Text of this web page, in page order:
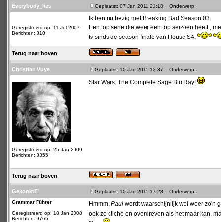
Everybody_lies Geplaatst: 07 Jan 2011 21:18 Onderwerp:
Geregistreerd op: 11 Jul 2007
Berichten: 810
Ik ben nu bezig met Breaking Bad Season 03.
Een top serie die weer een top seizoen heeft ,
tv sinds de season finale van House S4.
Terug naar boven
Christian Vuye Geplaatst: 10 Jan 2011 12:37 Onderwerp:
Geregistreerd op: 25 Jan 2009
Berichten: 8355
Star Wars: The Complete Sage Blu Ray!
Terug naar boven
GekooktEi Geplaatst: 10 Jan 2011 17:23
Onderwerp:
Grammar Führer
Geregistreerd op: 18 Jan 2008
Berichten: 9765
Hmmm, Paul wordt waarschijnlijk wel weer zo'n
ook zo cliché en overdreven als het maar kan,